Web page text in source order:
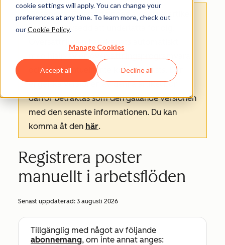
cookie settings will apply. You can change your
preferences at any time. To learn more, check out
ourCookie Policy.
Manage Cookies
Accept all Decline all
Observera: Översättningen av denna artikel
är endast avsedd att underlätta för dig.
och har eventuellt inte korrekturlästs. Den
engelska versionen av denna artikel bör
därför betraktas som den gällande versionen
med den senaste informationen. Du kan
komma åt den här.
Registrera poster
manuellt i arbetsflöden
Senast uppdaterad: 3 augusti 2026
Tillgänglig med något av följande
abonnemang, om inte annat anges: